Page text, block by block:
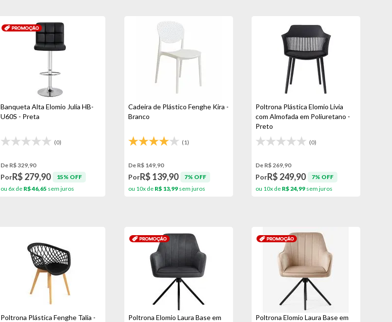
Banqueta Alta Elomio Julia HB-
U60S - Preta
(0)
De R$ 329,90
PorR$ 279,90
15% OFF
ou 6x de R$ 46,65 sem juros
Cadeira de Plástico Fenghe Kira -
Branco
(1)
De R$ 149,90
PorR$ 139,90
7% OFF
ou 10x de R$ 13,99sem juros
Poltrona Plástica Elomio Livia
com Almofada em Poliuretano -
Preto
(0)
De R$ 269,90
PorR$ 249,90
7% OFF
ou 10x de R$ 24,99 sem juros
Poltrona Plástica Fenghe Talia -
Poltrona Elomio Laura Base em
Poltrona Elomio Laura Base em